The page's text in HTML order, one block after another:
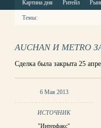
Картина дня Ритейл
Темы:
AUCHAN И
Сделка была закрыта 25
6 Мая 2013
ИСТОЧНИК
"Интерфакс"